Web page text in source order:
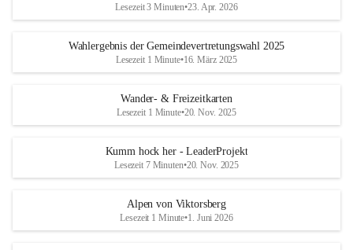
Lesezeit 3 Minuten•23. Apr. 2026
Wahlergebnis der Gemeindevertretungswahl 2025
Lesezeit 1 Minute•16. März 2025
Wander- & Freizeitkarten
Lesezeit 1 Minute•20. Nov. 2025
Kumm hock her - LeaderProjekt
Lesezeit 7 Minuten•20. Nov. 2025
Alpen von Viktorsberg
Lesezeit 1 Minute•1. Juni 2026